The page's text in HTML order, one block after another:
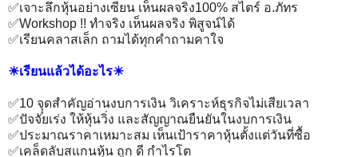
✅เจาะลึกหุ้นอย่างเซียน เห็นผลจริง100% สไตร์ อ.ภัทร
✅Workshop !! ทำจริง เห็นผลจริง พิสูจน์ได้
✅เรียนคลาสเล็ก ถามได้ทุกคำถามคาใจ
☀เรียนแล้วได้อะไร☀
✅10 จุุดสำคัญอ่านงบการเงิน วิเคราะห์ธุรกิจไม่เสียเวลา
✅ปัจจัยเร่ง ให้หุ้นวิ่ง และสัญญาณยืนยันในงบการเงิน
✅ประมาณราคาเหมาะสม เห็นเป้าราคาหุ้นตั้งแต่วันที่ซื้อ
✅เคล็ดลับสแกนหุ้น ถูก ดี กำไรโต